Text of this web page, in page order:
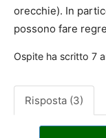
orecchie). In
possono fare
Ospite ha scritto 7
Risposta (3)